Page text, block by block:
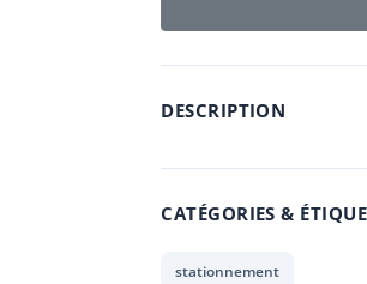
DESCRIPTION
CATÉGORIES &
stationnement